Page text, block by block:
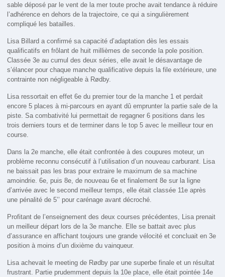
sable déposé par le vent de la mer toute proche avait tendance à réduire
l’adhérence en dehors de la trajectoire, ce qui a singulièrement
compliqué les batailles.
Lisa Billard a confirmé sa capacité d’adaptation dès les essais
qualificatifs en frôlant de huit millièmes de seconde la pole position.
Classée 3e au cumul des deux séries, elle avait le désavantage de
s’élancer pour chaque manche qualificative depuis la file extérieure, une
contrainte non négligeable à Rødby.
Lisa ressortait en effet 6e du premier tour de la manche 1 et perdait
encore 5 places à mi-parcours en ayant dû emprunter la partie sale de la
piste. Sa combativité lui permettait de regagner 6 positions dans les
trois derniers tours et de terminer dans le top 5 avec le meilleur tour en
course.
Dans la 2e manche, elle était confrontée à des coupures moteur, un
problème reconnu consécutif à l’utilisation d’un nouveau carburant. Lisa
ne baissait pas les bras pour extraire le maximum de sa machine
amoindrie. 6e, puis 8e, de nouveau 6e et finalement 8e sur la ligne
d’arrivée avec le second meilleur temps, elle était classée 11e après
une pénalité de 5’’ pour carénage avant décroché.
Profitant de l’enseignement des deux courses précédentes, Lisa prenait
un meilleur départ lors de la 3e manche. Elle se battait avec plus
d’assurance en affichant toujours une grande vélocité et concluait en 3e
position à moins d’un dixième du vainqueur.
Lisa achevait le meeting de Rødby par une superbe finale et un résultat
frustrant. Partie prudemment depuis la 10e place, elle était pointée 14e